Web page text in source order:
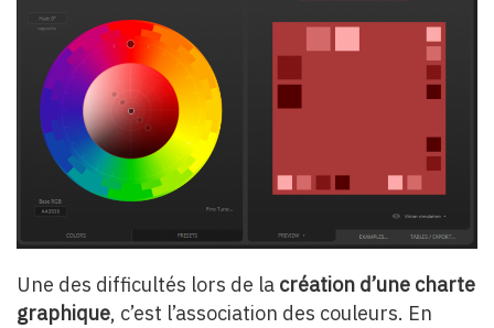
Une des difficultés lors de la création d’une charte
graphique, c’est l’association des couleurs. En